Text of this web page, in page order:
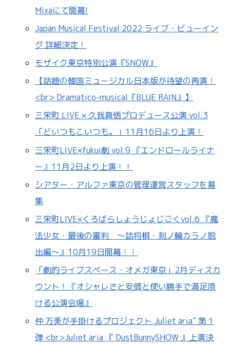
Mixaにて開幕!
Japan Musical Festival 2022 ライブ・ビューイン
グ 詳細決定！
モザイク東京特別公演『SNOW』
【話題の韓国ミュージカル日本版が待望の再演！
<br> Dramatico-musical『BLUE RAIN』】
三栄町 LIVE × 久我真悟プロデュース公演 vol.3
「どいつもこいつも。」11月16日より上演！
三栄町LIVE×fukui劇 vol.9 『エンドロールライナ
ー』11月2日より上演！！
シアター・アルファ東京の管理運営スタッフを募
集
三栄町LIVE×くろばらしょうじょじごくvol.6 『魔
法少女・最後の審判 ～詰将棋・刻ノ輪カラノ脱
出編～』10月19日開幕！！
「劇的ライブスペース・オメガ東京」2月ディスカ
ウント！『オシャレさと安価と使い勝手で満足頂
ける公演会場』
仲 万美が手掛けるプロジェクト Juliet aria” 第 1
弾 <br>Juliet aria 『 DustBunnySHOW 』上演決